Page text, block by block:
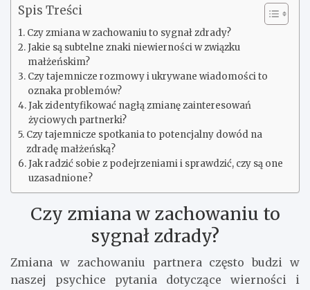
Spis Treści
Czy zmiana w zachowaniu to sygnał zdrady?
Jakie są subtelne znaki niewierności w związku
małżeńskim?
Czy tajemnicze rozmowy i ukrywane wiadomości to
oznaka problemów?
Jak zidentyfikować nagłą zmianę zainteresowań
życiowych partnerki?
Czy tajemnicze spotkania to potencjalny dowód na
zdradę małżeńską?
Jak radzić sobie z podejrzeniami i sprawdzić, czy są one
uzasadnione?
Czy zmiana w zachowaniu to
sygnał zdrady?
Zmiana w zachowaniu partnera często budzi w
naszej psychice pytania dotyczące wierności i